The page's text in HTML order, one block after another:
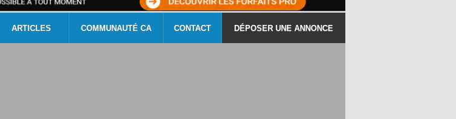
ARTICLES COMMUNAUTÉ CA CONTACT DÉPOSER UNE ANNONCE